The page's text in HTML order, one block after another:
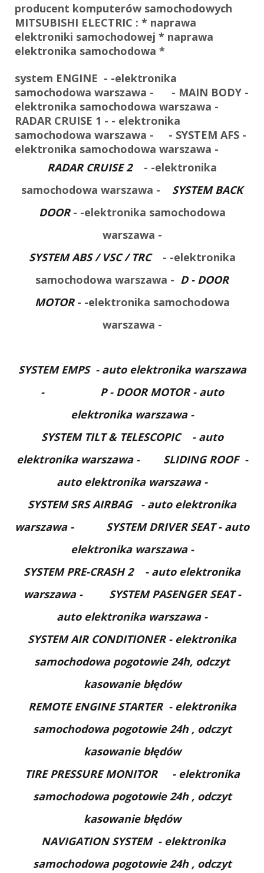
producent komputerów samochodowych
MITSUBISHI ELECTRIC : * naprawa
elektroniki samochodowej * naprawa
elektronika samochodowa *
system ENGINE - -elektronika
samochodowa warszawa - - MAIN BODY -
elektronika samochodowa warszawa -
RADAR CRUISE 1 - - elektronika
samochodowa warszawa -
- SYSTEM AFS -
elektronika samochodowa warszawa -
RADAR CRUISE 2 - -elektronika
samochodowa warszawa - SYSTEM BACK
DOOR - -elektronika samochodowa
warszawa -
SYSTEM ABS / VSC / TRC - -elektronika
samochodowa warszawa - D - DOOR
MOTOR - -elektronika samochodowa
warszawa -
SYSTEM EMPS - auto elektronika warszawa
- P - DOOR MOTOR - auto
elektronika warszawa -
SYSTEM TILT & TELESCOPIC - auto
elektronika warszawa -SLIDING ROOF -
auto elektronika warszawa -
SYSTEM SRS AIRBAG - auto elektronika
warszawa -SYSTEM DRIVER SEAT- auto
elektronika warszawa -
SYSTEM PRE-CRASH 2 - auto elektronika
warszawa -SYSTEM PASENGER SEAT-
auto elektronika warszawa -
SYSTEM AIR CONDITIONER - elektronika
samochodowa pogotowie 24h, odczyt
kasowanie błędów
REMOTE ENGINE STARTER - elektronika
samochodowa pogotowie 24h , odczyt
kasowanie błędów
TIRE PRESSURE MONITOR
- elektronika
samochodowa pogotowie 24h , odczyt
kasowanie błędów
NAVIGATION SYSTEM - elektronika
samochodowa pogotowie 24h , odczyt